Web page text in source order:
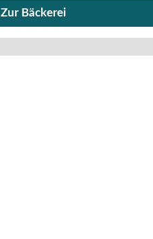
Zur Bäckerei